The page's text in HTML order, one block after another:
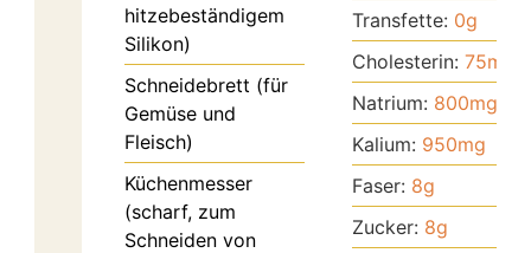
hitzebeständigem
Silikon)
Schneidebrett (für
Gemüse und
Fleisch)
Küchenmesser
(scharf, zum
Schneiden von
Transfette: 0g
Cholesterin: 75mg
Natrium: 800mg
Kalium: 950mg
Faser: 8g
Zucker: 8g